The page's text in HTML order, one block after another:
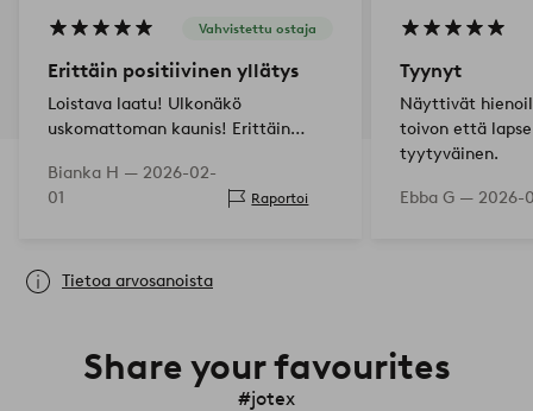
Vahvistettu ostaja
Erittäin positiivinen yllätys
Loistava laatu! Ulkonäkö
uskomattoman kaunis! Erittäin
Bianka H — 2026-02-
01
Raportoi
Tyynyt
Näyttivät
toivon että
tyytyväinen.
Ebba G — 2026-
Tietoa arvosanoista
Share your favourites
#jotex